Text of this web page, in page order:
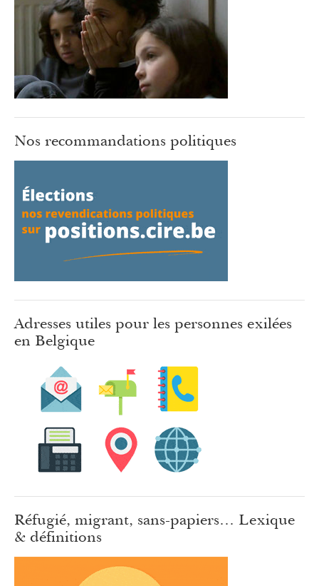
Nos recommandations politiques
Adresses utiles pour les personnes exilées
en Belgique
Réfugié, migrant, sans-papiers… Lexique
& définitions